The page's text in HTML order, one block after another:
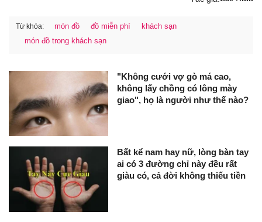
Từ khóa: món đồ đồ miễn phí
khách sạn
món đồ trong khách sạn
"Không cưới vợ gò má cao,
không lấy chồng có lông mày
giao", họ là người như thế nào?
Bất kể nam hay nữ, lòng bàn tay
ai có 3 đường chỉ này đều rất
giàu có, cả đời không thiếu tiền